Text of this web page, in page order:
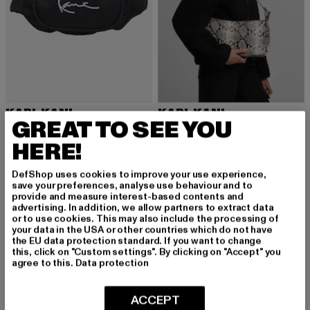
KARL KANI
Signature Essential Waist
23,74 EUR
Derzeitiger Preis: 23,74 EUR
KARL KANI
35,99 EUR
Derzeitiger Preis: 35,99 EUR
39,99 EUR
-10% -36%
GREAT TO SEE YOU
HERE!
DefShop uses cookies to improve your use experience,
save your preferences, analyse use behaviour and to
provide and measure interest-based contents and
advertising. In addition, we allow partners to extract data
or to use cookies. This may also include the processing of
your data in the USA or other countries which do not have
the EU data protection standard. If you want to change
this, click on "Custom settings". By clicking on "Accept" you
agree to this. Data protection
ACCEPT